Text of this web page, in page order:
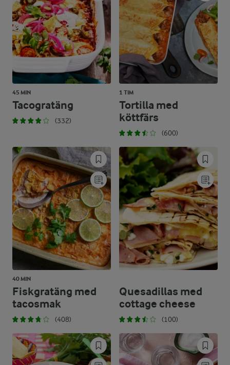
45 MIN
Tacogratäng
(332)
1 TIM
Tortilla med
köttfärs
(600)
40 MIN
Fiskgratäng med
tacosmak
(408)
Quesadillas med
cottage cheese
(100)